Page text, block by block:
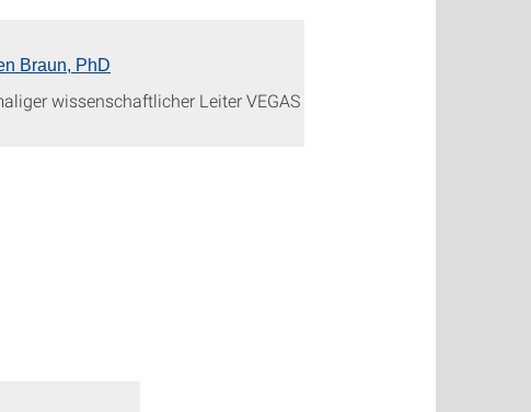
Braun, PhD
wissenschaftlicher Leiter VEGAS